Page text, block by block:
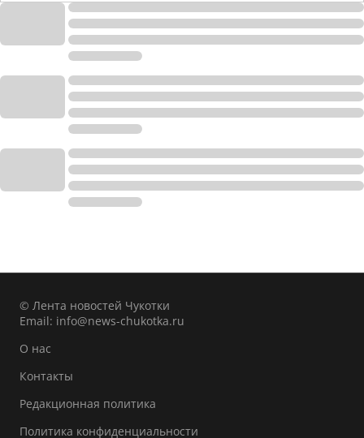
© Лента новостей Чукотки
Email: info@news-chukotka.ru
О нас
Контакты
Редакционная политика
Политика конфиденциальности